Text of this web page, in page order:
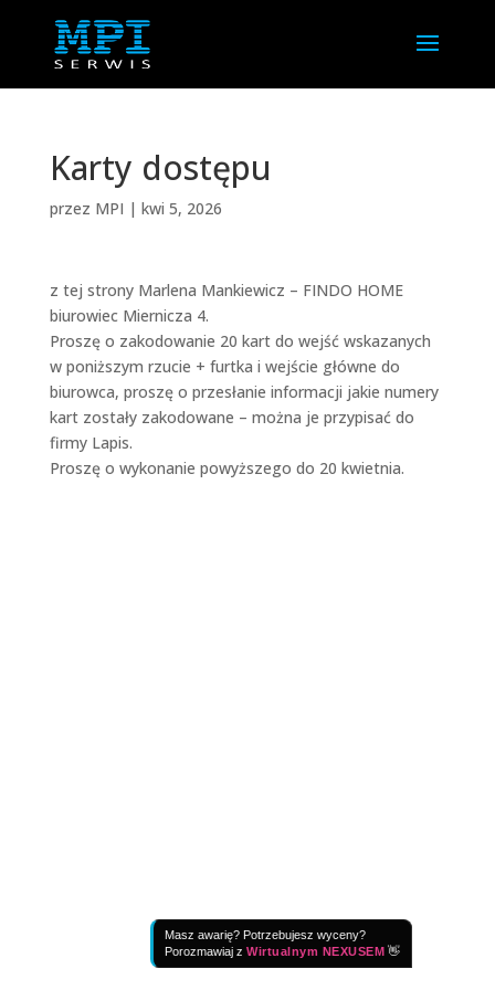
Masz awarię? Potrzebujesz wyceny?
Porozmawiaj z Wirtualnym NEXUSEM 👋
Karty dostępu
przez MPI | kwi 5, 2026
z tej strony Marlena Mankiewicz – FINDO HOME
biurowiec Miernicza 4.
Proszę o zakodowanie 20 kart do wejść wskazanych
w poniższym rzucie + furtka i wejście główne do
biurowca, proszę o przesłanie informacji jakie numery
kart zostały zakodowane – można je przypisać do
firmy Lapis.
Proszę o wykonanie powyższego do 20 kwietnia.